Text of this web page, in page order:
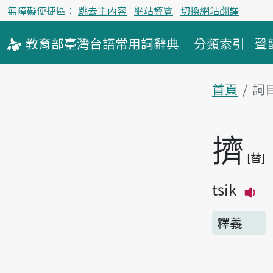
無障礙便捷區： 跳去主內容 網站導覽 切換網站翻譯
教育部臺灣台語常用詞辭典 分類索引 聲
首頁 詞
主內容區
擠 替
tsik
釋義